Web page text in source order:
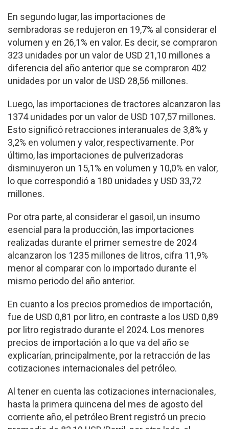
En segundo lugar, las importaciones de
sembradoras se redujeron en 19,7% al considerar el
volumen y en 26,1% en valor. Es decir, se compraron
323 unidades por un valor de USD 21,10 millones a
diferencia del año anterior que se compraron 402
unidades por un valor de USD 28,56 millones.
Luego, las importaciones de tractores alcanzaron las
1374 unidades por un valor de USD 107,57 millones.
Esto significó retracciones interanuales de 3,8% y
3,2% en volumen y valor, respectivamente. Por
último, las importaciones de pulverizadoras
disminuyeron un 15,1% en volumen y 10,0% en valor,
lo que correspondió a 180 unidades y USD 33,72
millones.
Por otra parte, al considerar el gasoil, un insumo
esencial para la producción, las importaciones
realizadas durante el primer semestre de 2024
alcanzaron los 1235 millones de litros, cifra 11,9%
menor al comparar con lo importado durante el
mismo periodo del año anterior.
En cuanto a los precios promedios de importación,
fue de USD 0,81 por litro, en contraste a los USD 0,89
por litro registrado durante el 2024. Los menores
precios de importación a lo que va del año se
explicarían, principalmente, por la retracción de las
cotizaciones internacionales del petróleo.
Al tener en cuenta las cotizaciones internacionales,
hasta la primera quincena del mes de agosto del
corriente año, el petróleo Brent registró un precio